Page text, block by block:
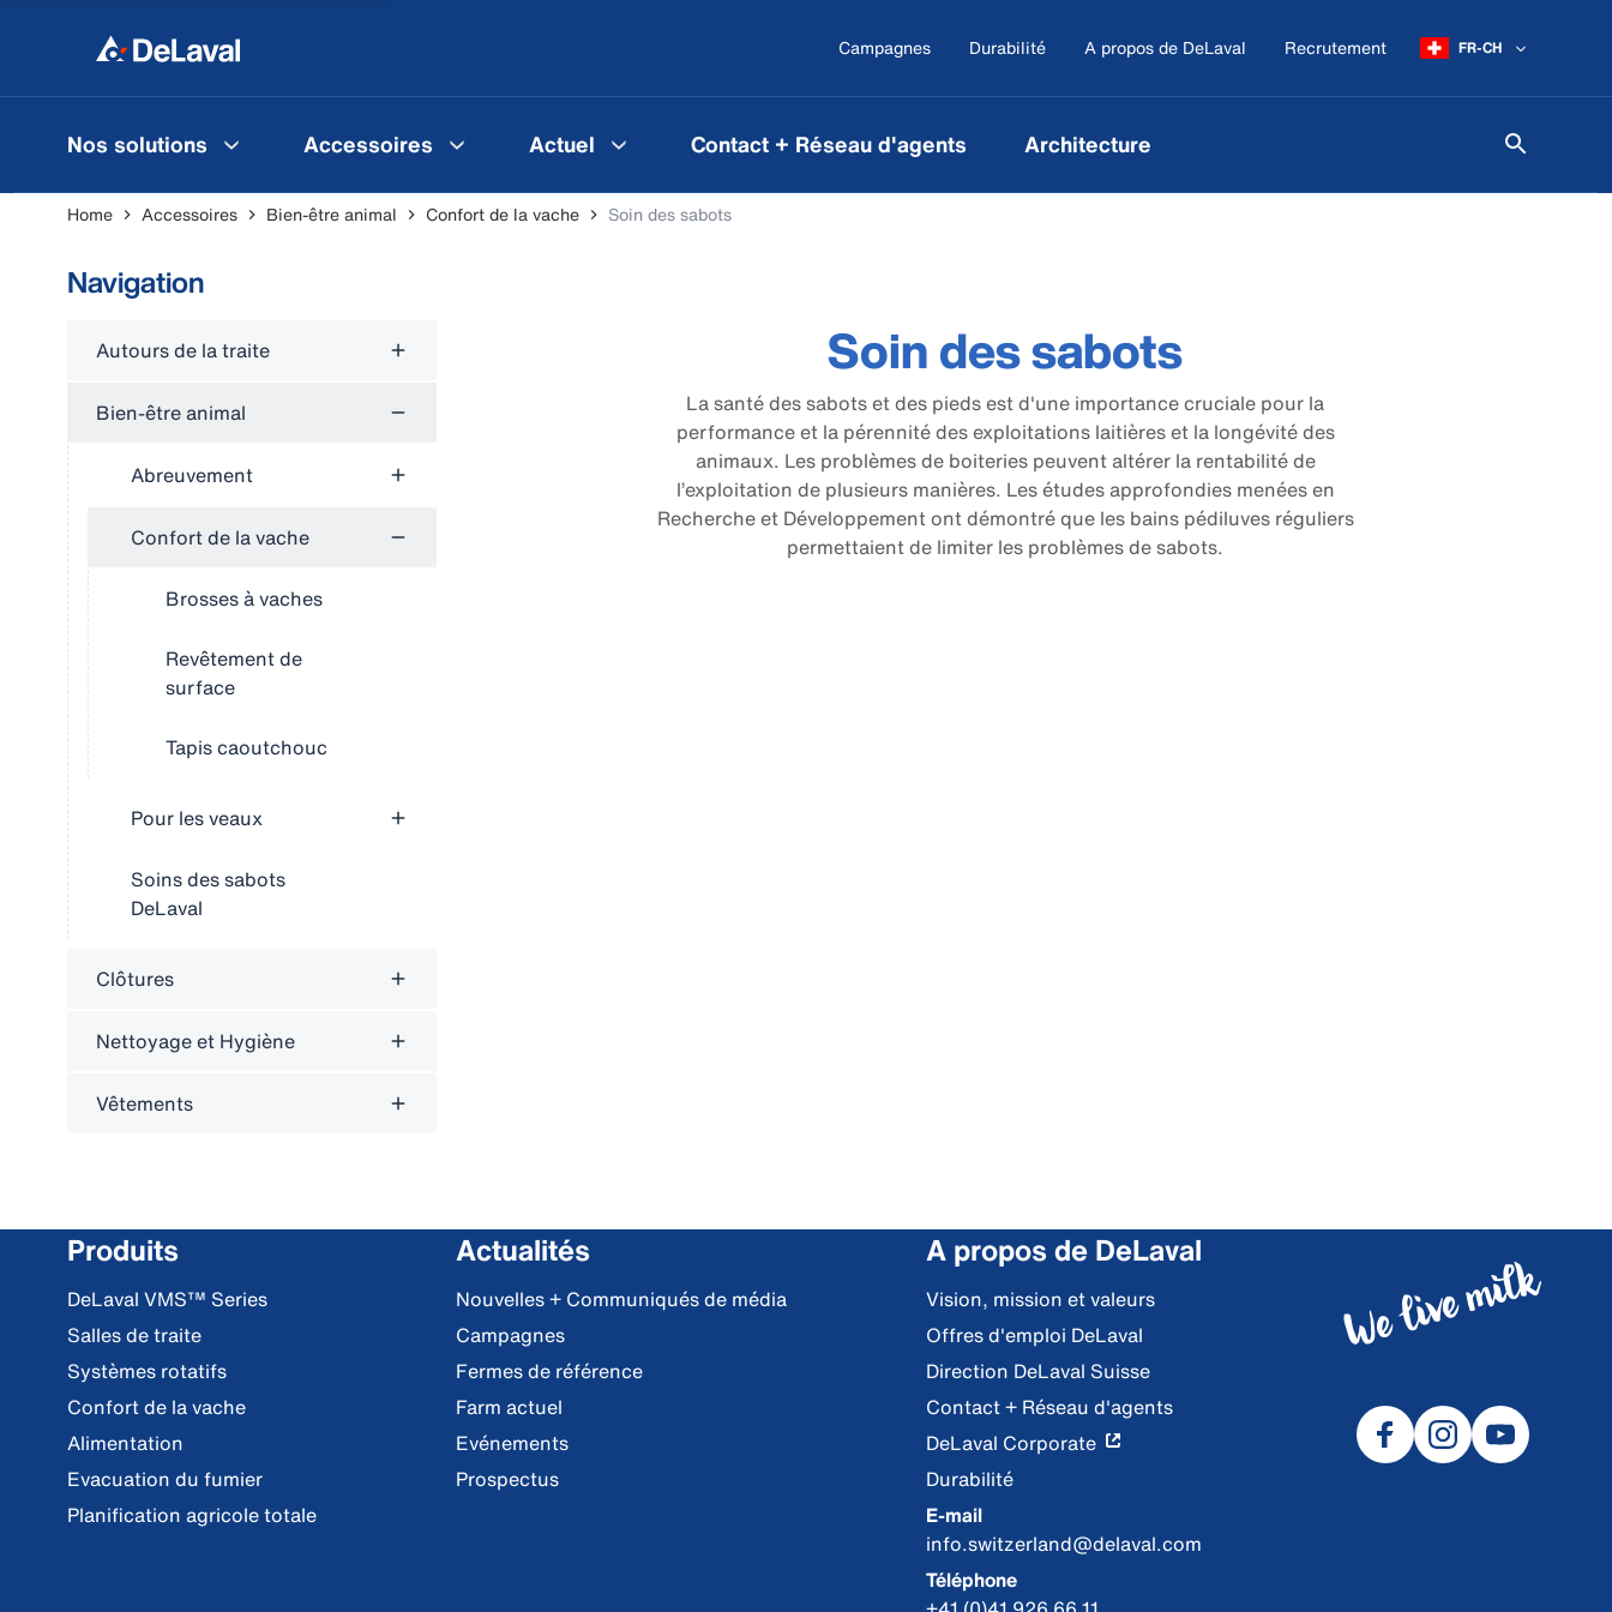
Campagnes Durabilité A propos de DeLaval Recrutement FR-CH
Nos solutions Accessoires Actuel Contact + Réseau d'agents Architecture
Home Accessoires Bien-être animal Confort de la vache Soin des sabots
Navigation
Autours de la traite
Bien-être animal
Abreuvement
Confort de la vache
Brosses à vaches
Revêtement de
surface
Tapis caoutchouc
Pour les veaux
Soins des sabots
DeLaval
Clôtures
Nettoyage et Hygiène
Vêtements
Soin des sabots
La santé des sabots et des pieds est d'une importance cruciale pour la
performance et la pérennité des exploitations laitières et la longévité des
animaux. Les problèmes de boiteries peuvent altérer la rentabilité de
l’exploitation de plusieurs manières. Les études approfondies menées en
Recherche et Développement ont démontré que les bains pédiluves réguliers
permettaient de limiter les problèmes de sabots.
Produits
DeLaval VMS™ Series
Salles de traite
Systèmes rotatifs
Confort de la vache
Alimentation
Evacuation du fumier
Planification agricole totale
Actualités
Nouvelles + Communiqués de média
Campagnes
Fermes de référence
Farm actuel
Evénements
Prospectus
A propos de DeLaval
Vision, mission et valeurs
Offres d'emploi DeLaval
Direction DeLaval Suisse
Contact + Réseau d'agents
DeLaval Corporate
Durabilité
E-mail
info.switzerland@delaval.com
Téléphone